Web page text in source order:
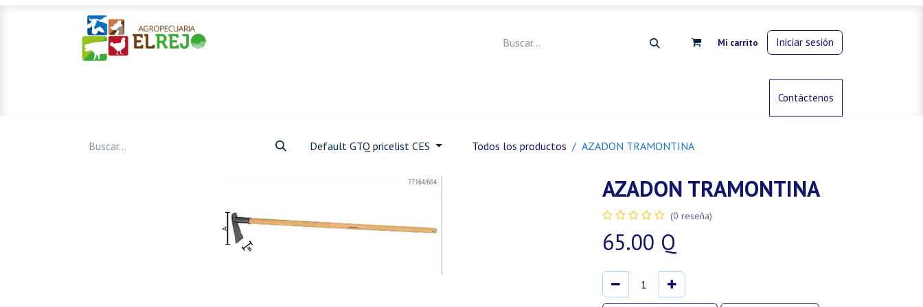
Mi carrito Iniciar sesión
Control de animalesContáctenos
Default GTQ pricelist CES Todos los productos AZADON TRAMONTINA
AZADON TRAMONTINA
(0 reseña)
65.00 Q